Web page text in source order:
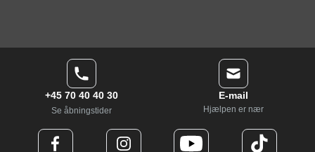
+45 70 40 40 30
Se åbningstider
E-mail
Hjælpen er nær